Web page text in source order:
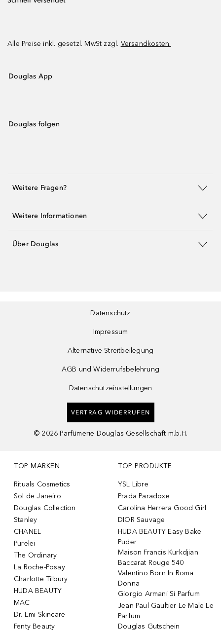
Alle Preise inkl. gesetzl. MwSt zzgl. Versandkosten.
Douglas App
Douglas folgen
Weitere Fragen?
Weitere Informationen
Über Douglas
Datenschutz
Impressum
Alternative Streitbeilegung
AGB und Widerrufsbelehrung
Datenschutzeinstellungen
VERTRAG WIDERRUFEN
© 2026 Parfümerie Douglas Gesellschaft m.b.H.
TOP MARKEN
Rituals Cosmetics
Sol de Janeiro
Douglas Collection
Stanley
CHANEL
Purelei
The Ordinary
La Roche-Posay
Charlotte Tilbury
HUDA BEAUTY
MAC
Dr. Emi Skincare
Fenty Beauty
TOP PRODUKTE
YSL Libre
Prada Paradoxe
Carolina Herrera Good Girl
DIOR Sauvage
HUDA BEAUTY Easy Bake
Puder
Maison Francis Kurkdjian
Baccarat Rouge 540
Valentino Born In Roma
Donna
Giorgio Armani Si Parfum
Jean Paul Gaultier Le Male Le
Parfum
Douglas Gutschein